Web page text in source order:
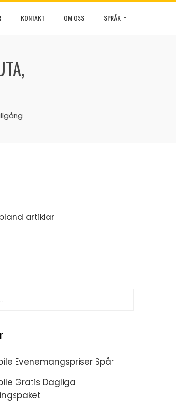
KONTAKT OM OSS SPRÅK
artiklar
Evenemangspriser Spår
Gratis Dagliga